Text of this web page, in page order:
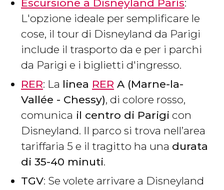
Escursione a Disneyland París:
L'opzione ideale per semplificare le
cose, il tour di Disneyland da Parigi
include il trasporto da e per i parchi
da Parigi e i biglietti d'ingresso.
RER: La linea RER A (Marne-la-
Vallée - Chessy), di colore rosso,
comunica il centro di Parigi con
Disneyland. Il parco si trova nell’area
tariffaria 5 e il tragitto ha una durata
di 35-40 minuti.
TGV: Se volete arrivare a Disneyland